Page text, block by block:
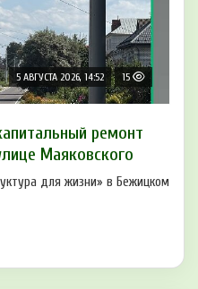
5 АВГУСТА 2026, 14:52 15
ремонт
Маяковского
для жизни» в Бежицком